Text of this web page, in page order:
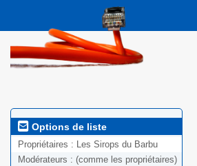
Options de liste
Propriétaires : Les Sirops du Barbu
Modérateurs : (comme les propriétaires)